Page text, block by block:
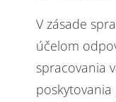
V zásade
účelom
spracovania